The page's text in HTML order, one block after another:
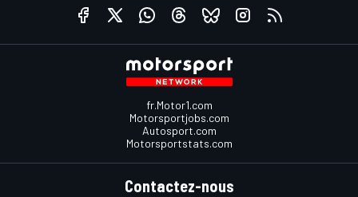
fr.Motor1.com
Motorsportjobs.com
Autosport.com
Motorsportstats.com
Contactez-nous